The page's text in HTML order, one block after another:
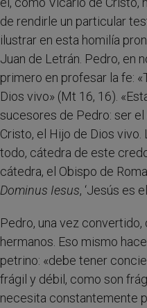
de rendirle un particular
ilustrar en esta homilía
Juan de Letrán. Pedro, en
primero en profesar la fe:
Dios vivo» (Mt 16, 16).
sucesores de Pedro: ser
Cristo, el Hijo de Dios vivo.
todo, cátedra de este
cátedra, el Obispo de
Dominus Iesus, ‘Jesús es
Pedro, una vez
hermanos. Eso mismo
petrino: «debe tener
frágil y débil, como son
necesita constantemente